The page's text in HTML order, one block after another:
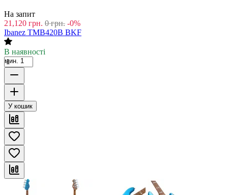
На запит
21,120 грн. 0 грн. -0%
Ibanez TMB420B BKF
В наявності
мин. 1
У кошик